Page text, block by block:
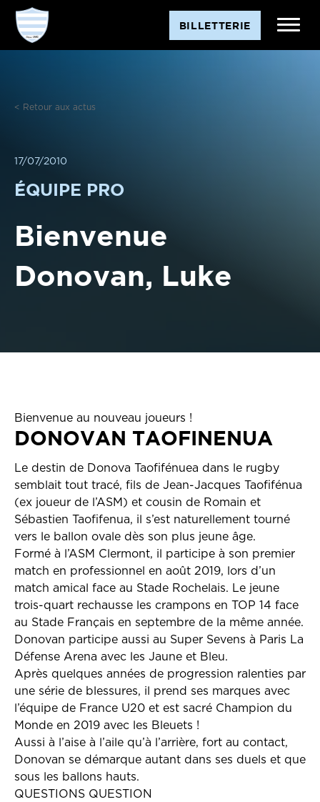
Aller
contenu
BILLETTERIE
< Retour aux actus
17/07/2010
ÉQUIPE PRO
Bienvenue
Donovan, Luke
Bienvenue au nouveau joueurs !
DONOVAN TAOFINENUA
Le destin de Donova Taofifénuea dans le rugby
semblait tout tracé, fils de Jean-Jacques Taofifénua
(ex joueur de l’ASM) et cousin de Romain et
Sébastien Taofifenua, il s’est naturellement tourné
vers le ballon ovale dès son plus jeune âge.
Formé à l’ASM Clermont, il participe à son premier
match en professionnel en août 2019, lors d’un
match amical face au Stade Rochelais. Le jeune
trois-quart rechausse les crampons en TOP 14 face
au Stade Français en septembre de la même année.
Donovan participe aussi au Super Sevens à Paris La
Défense Arena avec les Jaune et Bleu.
Après quelques années de progression ralenties par
une série de blessures, il prend ses marques avec
l’équipe de France U20 et est sacré Champion du
Monde en 2019 avec les Bleuets !
Aussi à l’aise à l’aile qu’à l’arrière, fort au contact,
Donovan se démarque autant dans ses duels et que
sous les ballons hauts.
QUESTIONS QUESTION